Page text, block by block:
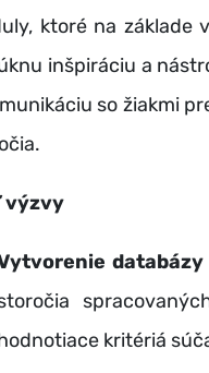
ktoré na základe
inšpiráciu a
so žiakmi
výzvy
databázy
kritériá